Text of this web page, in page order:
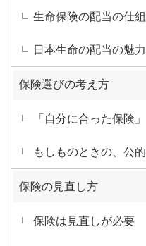
生命保険の配当の仕
日本生命の配当の魅力
保険選びの考え方
「自分に合った保険
もしものときの、公
保険の見直し方
保険は見直しが必要